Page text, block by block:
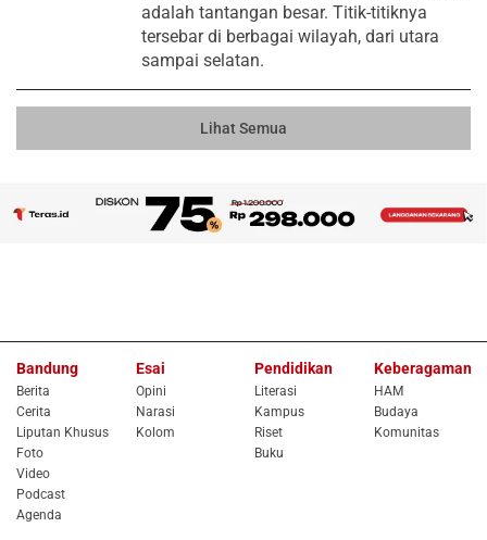
adalah tantangan besar. Titik-titiknya
tersebar di berbagai wilayah, dari utara
sampai selatan.
Lihat Semua
Bandung
Berita
Cerita
Liputan Khusus
Foto
Video
Podcast
Agenda
Esai
Opini
Narasi
Kolom
Pendidikan
Literasi
Kampus
Riset
Buku
Keberagaman
HAM
Budaya
Komunitas